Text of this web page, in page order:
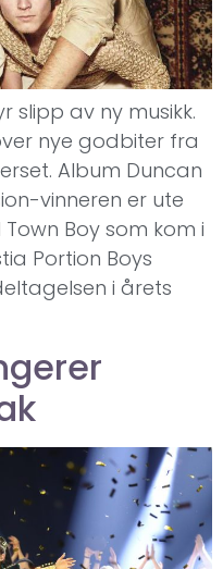
slipp av ny musikk.
nye godbiter fra
Album Duncan
vinneren er ute
Boy som kom i
Portion Boys
i årets